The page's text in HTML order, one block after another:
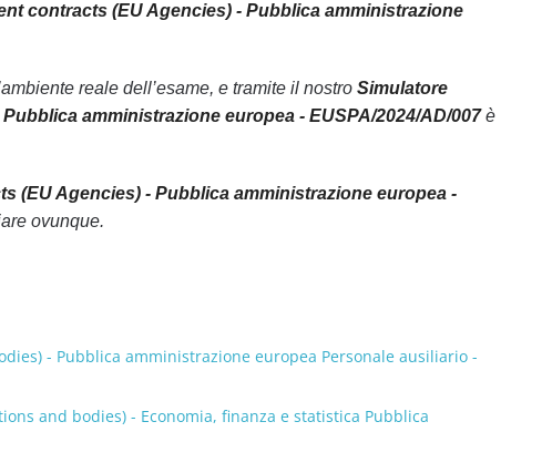
contracts (EU Agencies) - Pubblica amministrazione
reale dell’esame, e tramite il nostro Simulatore
amministrazione europea - EUSPA/2024/AD/007è
(EU Agencies) - Pubblica amministrazione europea -
ovunque.
- Pubblica amministrazione europea Personale ausiliario -
and bodies) - Economia, finanza e statistica Pubblica